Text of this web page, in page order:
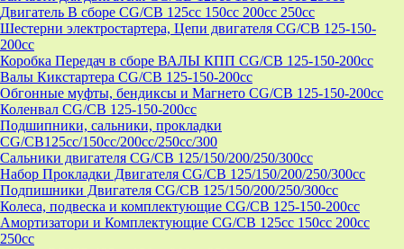
Двигатель В сборе CG/CB 125cc 150cc 200cc 250cc
Шестерни электростартера, Цепи двигателя CG/CB 125-150-
200cc
Коробка Передач в сборе ВАЛЫ КПП CG/CB 125-150-200cc
Валы Кикстартера CG/CB 125-150-200cc
Обгонные муфты, бендиксы и Магнето CG/CB 125-150-200cc
Коленвал CG/CB 125-150-200cc
Подшипники, сальники, прокладки
CG/CB125сс/150cc/200cc/250cc/300
Сальники двигателя CG/CB 125/150/200/250/300cc
Набор Прокладки Двигателя CG/CB 125/150/200/250/300cc
Подпишники Двигателя CG/CB 125/150/200/250/300cc
Колеса, подвеска и комплектующие CG/CB 125-150-200cc
Амортизатори и Комплектующие CG/CB 125cc 150cc 200cc
250cc